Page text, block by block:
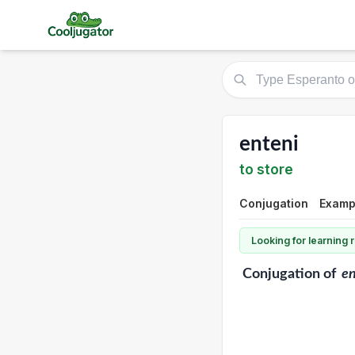
enteni
to store
Conjugation
Looking for learning
Conjugationof